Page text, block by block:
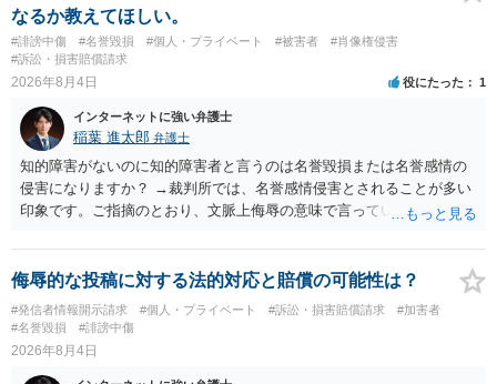
なるか教えてほしい。
#誹謗中傷 #名誉毀損 #個人・プライベート #被害者
#肖像権侵害
#訴訟・損害賠償請求
2026年8月4日 役にたった 1
インターネットに強い弁護士
稲葉 進太郎 弁護士
知的障害がないのに知的障害者と言うのは名誉毀損または名誉感情の
侵害になりますか？ →裁判所では、名誉感情侵害とされることが多い
印象です。ご指摘のとおり、文脈上侮辱の意味で言っている点も加味
侮辱的な投稿に対する法的対応と賠償の可能性は？
#発信者情報開示請求 #個人・プライベート #訴訟・損害賠償請求
#加害者
#名誉毀損
#誹謗中傷
2026年8月4日